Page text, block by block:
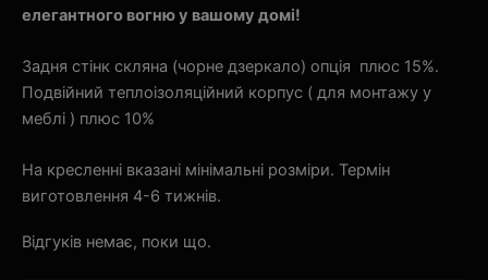
елегантного вогню у вашому домі!
Задня стінк скляна (чорне дзеркало) опція плюс 15%.
Подвійний теплоізоляційний корпус ( для монтажу у
меблі ) плюс 10%
На кресленні вказані мінімальні розміри. Термін
виготовлення 4-6 тижнів.
Відгуків немає, поки що.